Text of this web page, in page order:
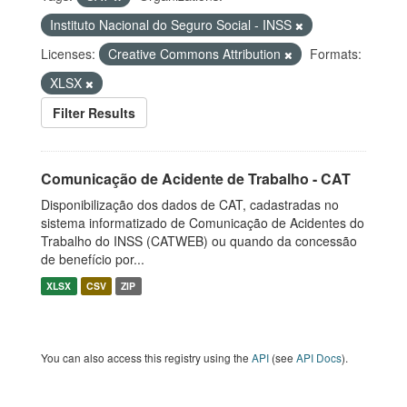
Instituto Nacional do Seguro Social - INSS
Licenses:
Creative Commons Attribution
Formats:
XLSX
Filter Results
Comunicação de Acidente de Trabalho - CAT
Disponibilização dos dados de CAT, cadastradas no
sistema informatizado de Comunicação de Acidentes do
Trabalho do INSS (CATWEB) ou quando da concessão
de benefício por...
XLSX CSV ZIP
You can also access this registry using the API (see API Docs).